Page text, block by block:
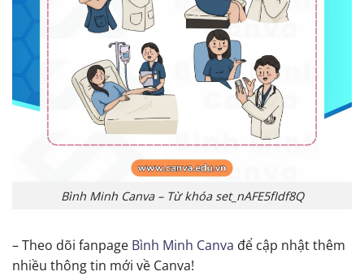
Bình Minh Canva – Từ khóa set_nAFE5fIdf8Q
– Theo dõi fanpage Bình Minh Canva để cập nhật thêm
nhiều thông tin mới về Canva!